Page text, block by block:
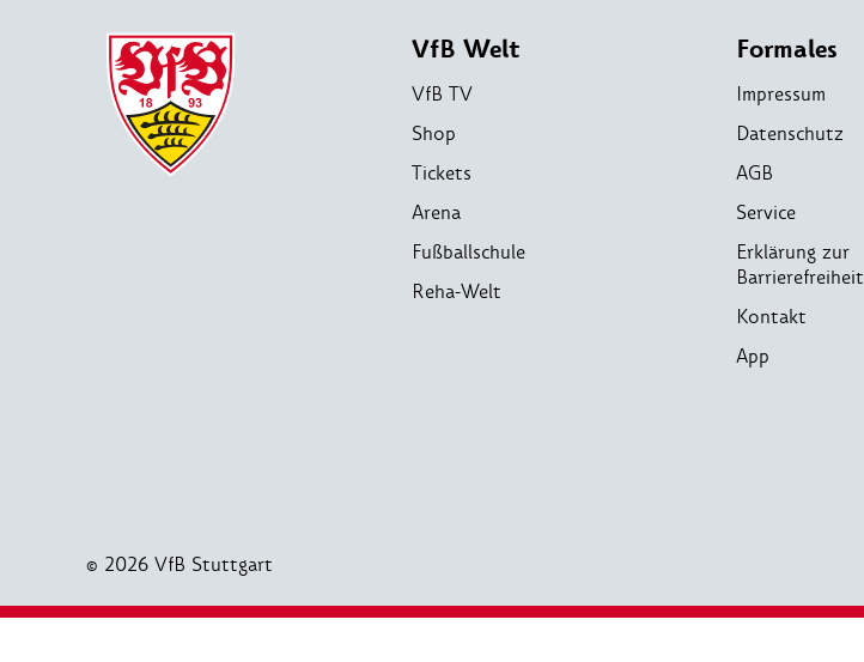
VfB Welt
VfB TV
Shop
Tickets
Arena
Fußballschule
Reha-Welt
Formales
Impressum
Datenschutz
AGB
Service
Erklärung zur
Barrierefreiheit
Kontakt
App
© 2026 VfB Stuttgart